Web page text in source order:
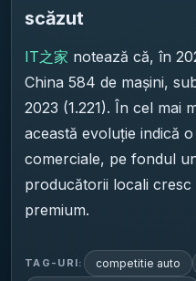
scăzut
IT之家 notează că, în
China 584 de mașini,
2023 (1.221). În cel mai
această evoluție indică
comerciale, pe fondul
producătorii locali
premium.
TAG-URI: competitie auto